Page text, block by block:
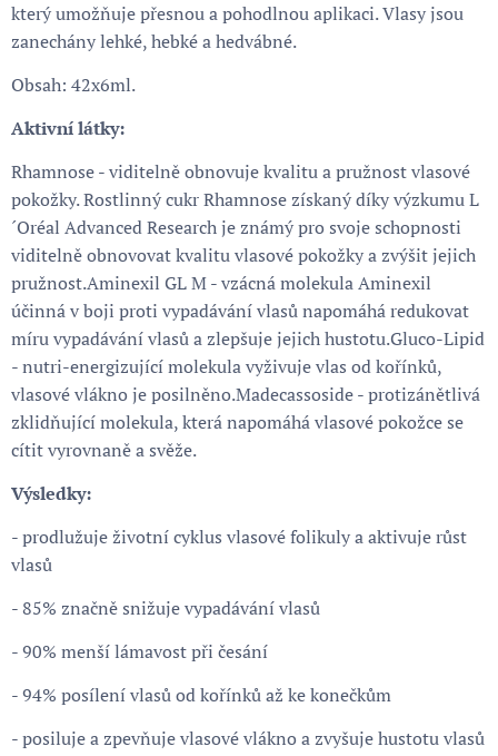
který umožňuje přesnou a pohodlnou aplikaci. Vlasy jsou
zanechány lehké, hebké a hedvábné.
Obsah: 42x6ml.
Aktivní látky:
Rhamnose - viditelně obnovuje kvalitu a pružnost vlasové
pokožky. Rostlinný cukr Rhamnose získaný díky výzkumu L
´Oréal Advanced Research je známý pro svoje schopnosti
viditelně obnovovat kvalitu vlasové pokožky a zvýšit jejich
pružnost.Aminexil GL M - vzácná molekula Aminexil
účinná v boji proti vypadávání vlasů napomáhá redukovat
míru vypadávání vlasů a zlepšuje jejich hustotu.Gluco-Lipid
- nutri-energizující molekula vyživuje vlas od kořínků,
vlasové vlákno je posilněno.Madecassoside - protizánětlivá
zklidňující molekula, která napomáhá vlasové pokožce se
cítit vyrovnaně a svěže.
Výsledky:
- prodlužuje životní cyklus vlasové folikuly a aktivuje růst
vlasů
- 85% značně snižuje vypadávání vlasů
- 90% menší lámavost při česání
- 94% posílení vlasů od kořínků až ke konečkům
- posiluje a zpevňuje vlasové vlákno a zvyšuje hustotu vlasů